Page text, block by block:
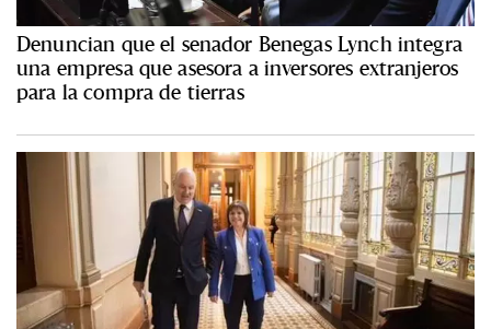
Denuncian que el senador Benegas Lynch integra
una empresa que asesora a inversores extranjeros
para la compra de tierras